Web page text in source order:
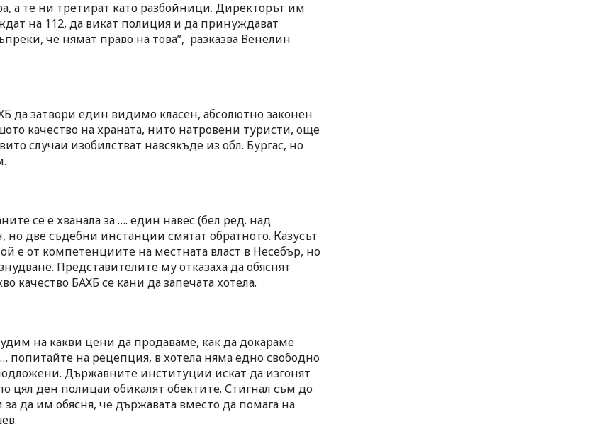
а те ни третират като разбойници. Директорът им
на 112, да викат полиция и да принуждават
че нямат право на това”, разказва Венелин
да затвори един видимо класен, абсолютно законен
качество на храната, нито натровени туристи, още
случаи изобилстват навсякъде из обл. Бургас, но
се е хванала за …. един навес (бел ред. над
две съдебни инстанции смятат обратното. Казусът
е от компетенциите на местната власт в Несебър, но
Представителите му отказаха да обяснят
качество БАХБ се кани да запечата хотела.
на какви цени да продаваме, как да докараме
попитайте на рецепция, в хотела няма едно свободно
Държавните институции искат да изгонят
цял ден полицаи обикалят обектите. Стигнал съм до
да им обясня, че държавата вместо да помага на